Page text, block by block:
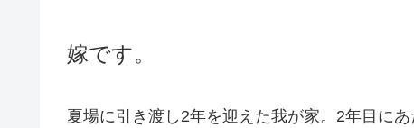
嫁です。
夏場に引き渡し2年を迎えた我が家。2年目に